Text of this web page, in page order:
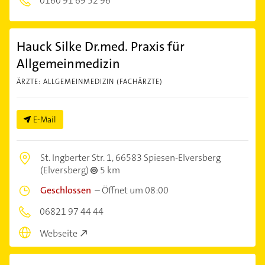
Hauck Silke Dr.med. Praxis für
Allgemeinmedizin
ÄRZTE: ALLGEMEINMEDIZIN (FACHÄRZTE)
E-Mail
St. Ingberter Str. 1,66583 Spiesen-Elversberg
(Elversberg)
5 km
Geschlossen –Öffnet um 08:00
06821 97 44 44
Webseite